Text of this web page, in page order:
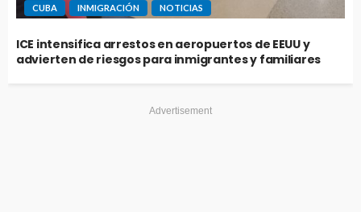
CUBA INMIGRACIÓN NOTICIAS
ICE intensifica arrestos en aeropuertos de EEUU y
advierten de riesgos para inmigrantes y familiares
Advertisement